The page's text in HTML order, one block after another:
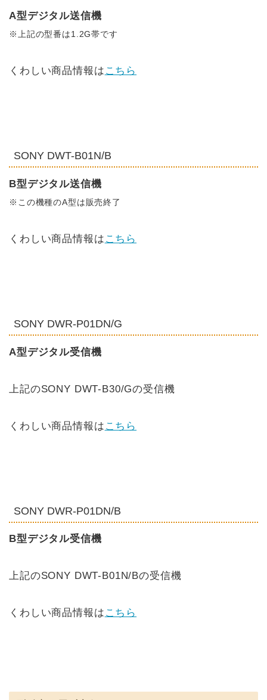
A型デジタル送信機
※上記の型番は1.2G帯です
くわしい商品情報は こちら
SONY DWT-B01N/B
B型デジタル送信機
※この機種のA型は販売終了
くわしい商品情報は こちら
SONY DWR-P01DN/G
A型デジタル受信機
上記のSONY DWT-B30/Gの受信機
くわしい商品情報は こちら
SONY DWR-P01DN/B
B型デジタル受信機
上記のSONY DWT-B01N/Bの受信機
くわしい商品情報は こちら